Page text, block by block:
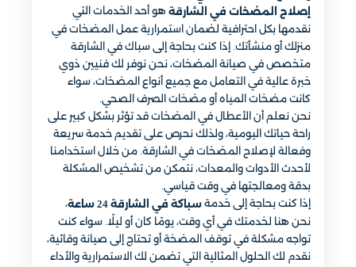
إصلاح المضخات في الشارقة هو أحد الخدمات التي
نقدمها بكل احترافية لضمان استمرارية عمل المضخات في
منزلك أو منشأتك. إذا كنت بحاجة إلى سباك في الشارقة
متخصص في صيانة المضخات، نحن نوفر لك فنيين ذوي
خبرة عالية في التعامل مع جميع أنواع المضخات، سواء
كانت مضخات المياه أو مضخات الصرف الصحي.
نحن نعلم أن الأعطال في المضخات قد تؤثر بشكل كبير على
راحة حياتك اليومية، ولذلك نحرص على تقديم خدمة سريعة
وفعالة لإصلاح المضخات في الشارقة. من خلال استخدامنا
لأحدث الأدوات والمعدات، نتمكن من تشخيص المشكلة
بدقة ومعالجتها في وقت قياسي.
إذا كنت بحاجة إلى خدمة سباكة في الشارقة 24 ساعة
،
نحن هنا لخدمتك في أي وقت، يومًا كان أو ليلًا. سواء كنت
تواجه مشكلة في توقف المضخة أو تحتاج إلى صيانة وقائية،
نقدم لك الحلول المثالية التي تضمن لك الاستمرارية والأداء